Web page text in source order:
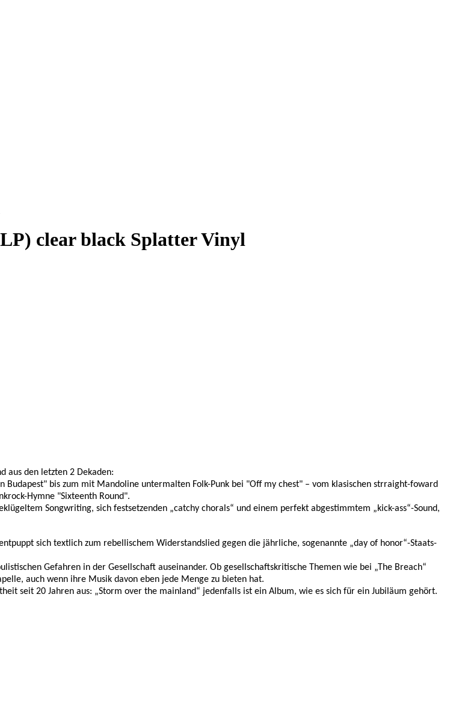
clear black Splatter Vinyl
aus den letzten 2 Dekaden:
bis zum mit Mandoline untermalten Folk-Punk bei "Off my chest" – vom klasischen strraight-foward
Hymne "Sixteenth Round".
Songwriting, sich festsetzenden „catchy chorals“ und einem perfekt abgestimmtem „kick-ass“-Sound,
sich textlich zum rebellischem Widerstandslied gegen die jährliche, sogenannte „day of honor“-Staats-
Gefahren in der Gesellschaft auseinander. Ob gesellschaftskritische Themen wie bei „The Breach“
auch wenn ihre Musik davon eben jede Menge zu bieten hat.
seit 20 Jahren aus: „Storm over the mainland“ jedenfalls ist ein Album, wie es sich für ein Jubiläum gehört.